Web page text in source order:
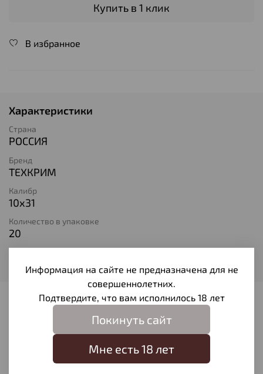
Купить в 1 клик
В избранное
Характеристики
Страна
РОССИЯ
Бренд
ТЕХКРИМ
Калибр
10х31
Количество в упаковке
20
Светозвуковой
Отзывов еще никто не оставлял
Написать отзыв
Информация на сайте не предназначена для не
совершеннолетних.
Подтвердите, что вам исполнилось 18 лет
Покинуть сайт
Мне есть 18 лет